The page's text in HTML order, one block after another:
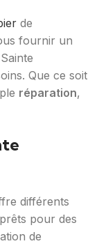
de
fournir un
Sainte
Que ce soit
réparation,
différents
pour des
de